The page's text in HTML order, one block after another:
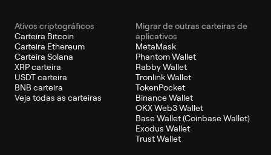
Ativos criptográficos
Carteira Bitcoin
Carteira Ethereum
Carteira Solana
XRP carteira
USDT carteira
BNB carteira
Veja todas as carteiras
Migrar de outras carteiras de
aplicativos
MetaMask
Phantom Wallet
Rabby Wallet
Tronlink Wallet
TokenPocket
Binance Wallet
OKX Web3 Wallet
Base Wallet (Coinbase Wallet)
Exodus Wallet
Trust Wallet